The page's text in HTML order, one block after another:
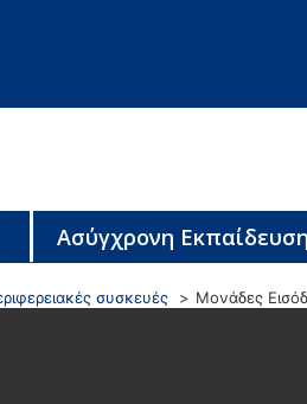
Ασύγχρονη Εκπαίδευση
συσκευές Μονάδες